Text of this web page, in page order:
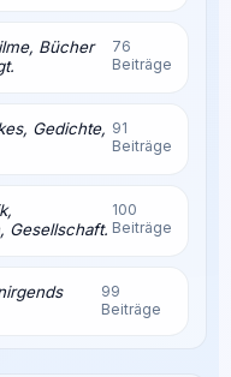
Bücher
76
Beiträge
Gedichte, 91
Beiträge
Gesellschaft.
100
Beiträge
99
Beiträge